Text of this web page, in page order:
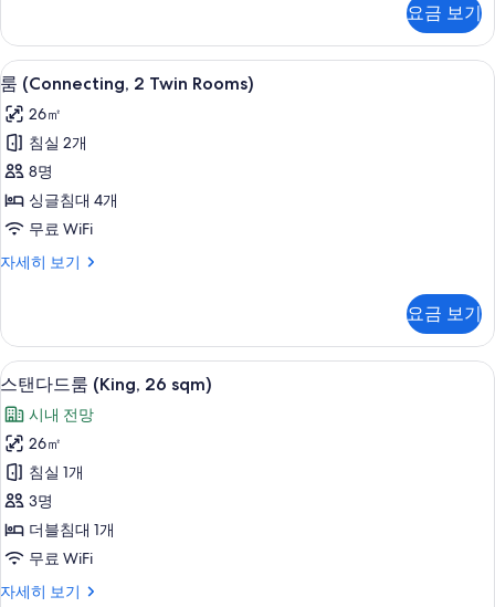
Max,
26
sqm)
사
진
모
두
보
기
트
윈
룸
(for
3
Adults
Max,
26
sqm)
자
세
히
요금 보기
룸
(Connecting,
2
Twin
Rooms)
사
진
모
기
룸 (Connecting, 2 Twin Rooms) | 오
13
룸 (Connecting, 2 Twin Rooms)
26㎡
침실 2개
8명
싱글침대 4개
무료 WiFi
자세히 보기
룸
Rooms)
자
세
보
기
요금 보기
스
탠
다
드
룸
(King,
26
sqm)
사
스탠다드룸 (King, 26 sqm) | 오리/거
14
스탠다드룸 (King, 26 sqm)
시내 전망
26㎡
침실 1개
3명
더블침대 1개
무료 WiFi
자세히 보기
스